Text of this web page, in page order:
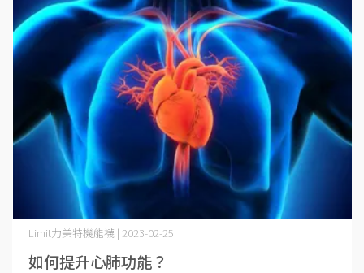
如何提升心肺功能？
Limit力美特機能襪 | 2023-02-25